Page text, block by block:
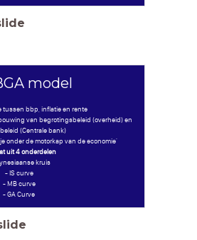
model
tussen bbp, inflatie en rente
van begrotingsbeleid (overheid) en
(Centrale bank)
onder de motorkap van de economie'
uit 4 onderdelen
kruis
- IS curve
- MB curve
- GA Curve